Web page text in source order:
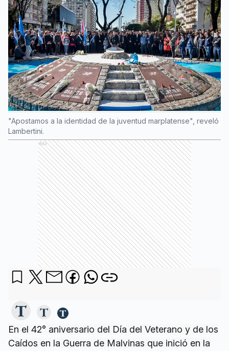
"Apostamos a la identidad de la juventud marplatense", reveló
Lambertini.
Ads
En el 42° aniversario del Día del Veterano y de los
Caídos en la Guerra de Malvinas que inició en la